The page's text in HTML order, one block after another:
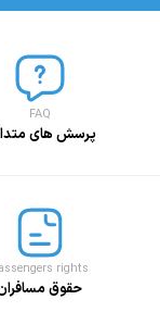
FAQ
پرسش های
rights
حقوق